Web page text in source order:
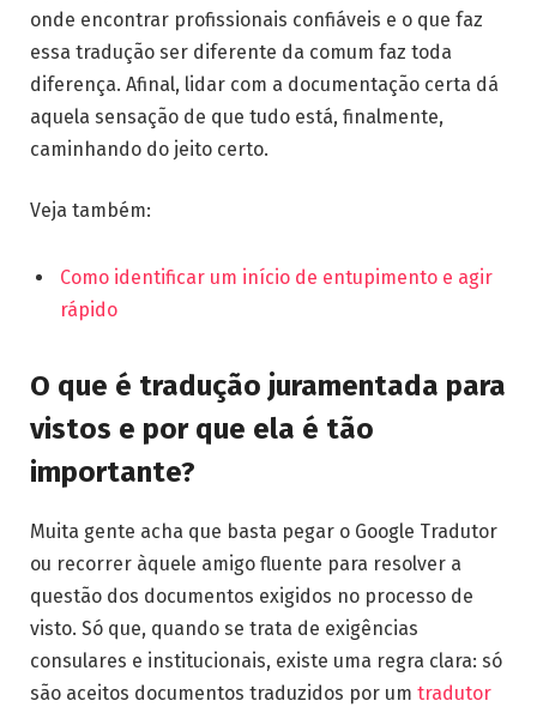
onde encontrar profissionais confiáveis e o que faz
essa tradução ser diferente da comum faz toda
diferença. Afinal, lidar com a documentação certa dá
aquela sensação de que tudo está, finalmente,
caminhando do jeito certo.
Veja também:
Como identificar um início de entupimento e agir
rápido
O que é tradução juramentada para
vistos e por que ela é tão
importante?
Muita gente acha que basta pegar o Google Tradutor
ou recorrer àquele amigo fluente para resolver a
questão dos documentos exigidos no processo de
visto. Só que, quando se trata de exigências
consulares e institucionais, existe uma regra clara: só
são aceitos documentos traduzidos por um tradutor